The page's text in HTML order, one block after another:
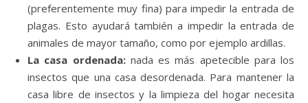
(preferentemente muy fina) para impedir la entrada de
plagas. Esto ayudará también a impedir la entrada de
animales de mayor tamaño, como por ejemplo ardillas.
La casa ordenada:nada es más apetecible para los
insectos que una casa desordenada. Para mantener la
casa libre de insectos y la limpieza del hogar necesita